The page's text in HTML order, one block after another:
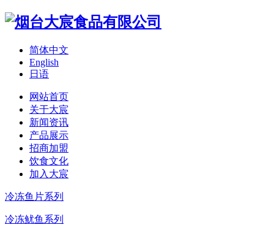
简体中文
English
日语
网站首页
关于大宸
新闻资讯
产品展示
招商加盟
饮食文化
加入大宸
冷冻鱼片系列
冷冻鱿鱼系列